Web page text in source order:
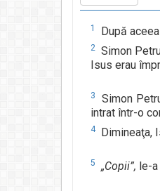
1 După
2 Simon
Isus erau
3
Simon
intrat într-o
4 Dimineaţa,
5 „Copii”, le-